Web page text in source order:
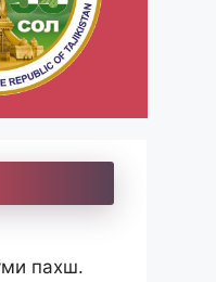
пахш.